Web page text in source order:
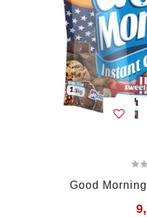
Good